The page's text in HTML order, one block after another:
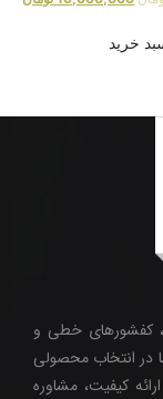
خرید
کفشورهای خطی و
در انتخاب محصولی
کیفیت، مشاوره